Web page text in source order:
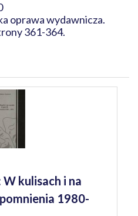
oprawa wydawnicza.
361-364.
kulisach i na
1980-